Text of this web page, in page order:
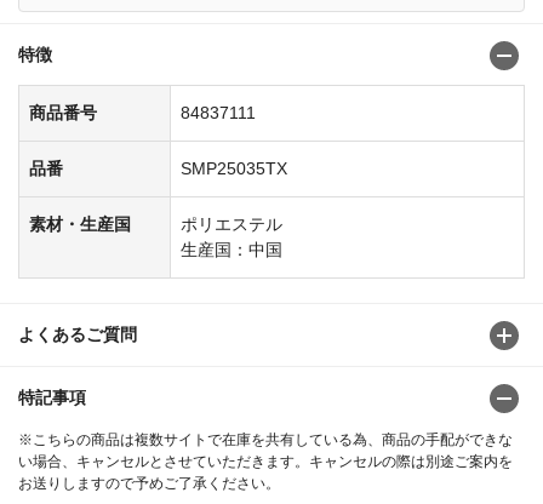
特徴
商品番号 84837111
品番 SMP25035TX
素材・生産国
ポリエステル
生産国：中国
よくあるご質問
特記事項
※こちらの商品は複数サイトで在庫を共有している為、商品の手配ができな
い場合、キャンセルとさせていただきます。キャンセルの際は別途ご案内を
お送りしますので予めご了承ください。